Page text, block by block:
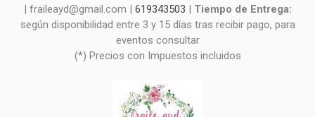
| fraileayd@gmail.com | 619343503 | Tiempo de Entrega:
según disponibilidad entre 3 y 15 días tras recibir pago, para
eventos consultar
(*) Precios con Impuestos incluidos